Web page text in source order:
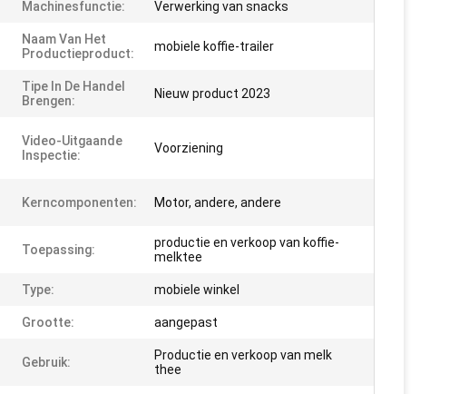
Machinesfunctie: Verwerking van snacks
Naam Van Het
Productieproduct:
mobiele koffie-trailer
Tipe In De Handel
Brengen:
Nieuw product 2023
Video-Uitgaande
Inspectie:
Voorziening
Kerncomponenten: Motor, andere, andere
Toepassing:
productie en verkoop van koffie-
melktee
Type: mobiele winkel
Grootte: aangepast
Gebruik:
Productie en verkoop van melk
thee